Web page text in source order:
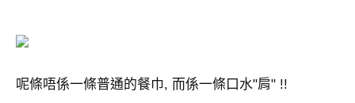
呢條唔係一條普通的餐巾, 而係一條口水"肩" !!